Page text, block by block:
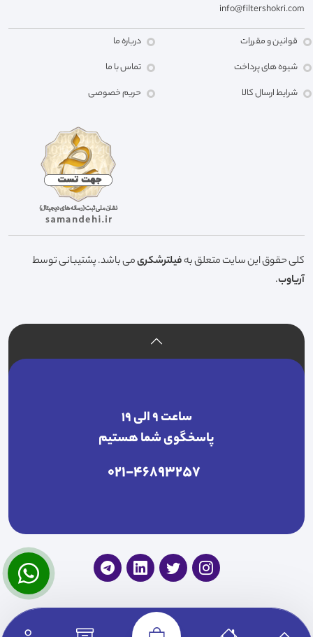
info@filtershokri.com
قوانین و مقررات
شیوه های پرداخت
شرایط ارسال کالا
درباره ما
تماس با ما
حریم خصوصی
کلی حقوق این سایت متعلق بهفیلترشکریمی باشد. پشتیبانی توسط
آریاوب.
ساعت ۹ الی ۱۹
پاسخگوی شما هستیم
021-46893257